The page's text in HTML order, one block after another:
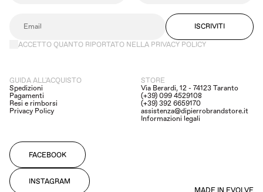
ISCRIVITI
ACCETTO QUANTO RIPORTATO NELLA PRIVACY POLICY
GUIDA ALL'ACQUISTO
Spedizioni
Pagamenti
Resi e rimborsi
Privacy Policy
STORE
Via Berardi, 12 - 74123 Taranto
(+39) 099 4529108
(+39) 392 6659170
assistenza@dipierrobrandstore.it
Informazioni legali
FACEBOOK
INSTAGRAM